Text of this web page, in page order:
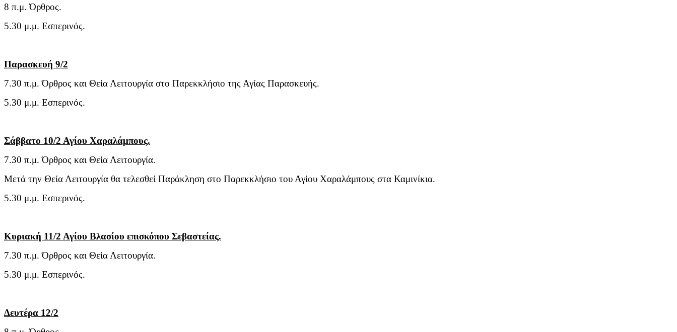
8 π.μ. Όρθρος.
5.30 μ.μ. Εσπερινός.
Παρασκευή 9/2
7.30 π.μ. Όρθρος και Θεία Λειτουργία στο Παρεκκλήσιο της Αγίας Παρασκευής.
5.30 μ.μ. Εσπερινός.
Σάββατο 10/2 Αγίου Χαραλάμπους.
7.30 π.μ. Όρθρος και Θεία Λειτουργία.
Μετά την Θεία Λειτουργία θα τελεσθεί Παράκληση στο Παρεκκλήσιο του Αγίου Χαραλάμπους στα Καμινίκια.
5.30 μ.μ. Εσπερινός.
Κυριακή 11/2 Αγίου Βλασίου επισκόπου Σεβαστείας.
7.30 π.μ. Όρθρος και Θεία Λειτουργία.
5.30 μ.μ. Εσπερινός.
Δευτέρα 12/2